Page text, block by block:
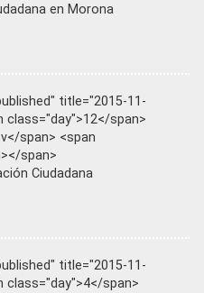
en Morona
title="2015-11-
class="day">12</span>
span> <span
span>
Ciudadana
title="2015-11-
class="day">4</span>